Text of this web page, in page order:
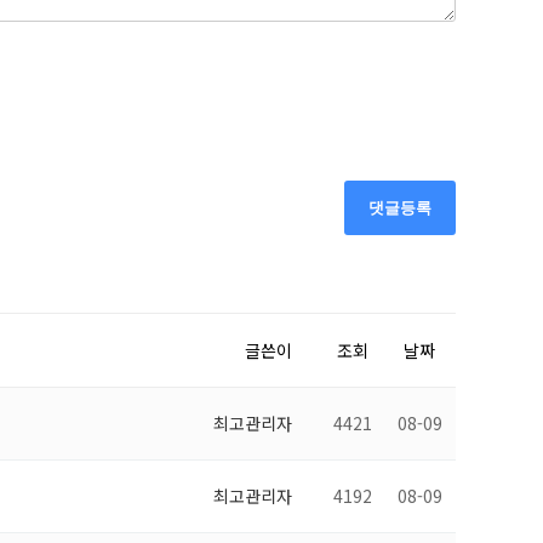
댓글등록
글쓴이 조회 날짜
최고관리자 4421 08-09
최고관리자 4192 08-09